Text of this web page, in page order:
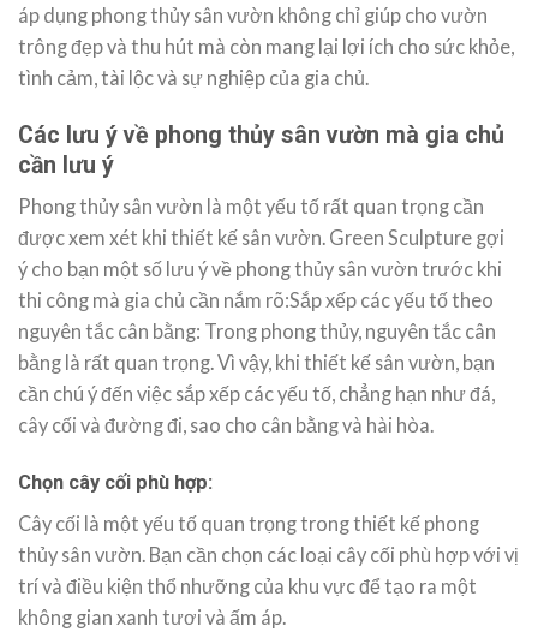
áp dụng phong thủy sân vườn không chỉ giúp cho vườn
trông đẹp và thu hút mà còn mang lại lợi ích cho sức khỏe,
tình cảm, tài lộc và sự nghiệp của gia chủ.
Các lưu ý về phong thủy sân vườn mà gia chủ
cần lưu ý
Phong thủy sân vườn là một yếu tố rất quan trọng cần
được xem xét khi thiết kế sân vườn. Green Sculpture gợi
ý cho bạn một số lưu ý về phong thủy sân vườn trước khi
thi công mà gia chủ cần nắm rõ:Sắp xếp các yếu tố theo
nguyên tắc cân bằng: Trong phong thủy, nguyên tắc cân
bằng là rất quan trọng. Vì vậy, khi thiết kế sân vườn, bạn
cần chú ý đến việc sắp xếp các yếu tố, chẳng hạn như đá,
cây cối và đường đi, sao cho cân bằng và hài hòa.
Chọn cây cối phù hợp:
Cây cối là một yếu tố quan trọng trong thiết kế phong
thủy sân vườn. Bạn cần chọn các loại cây cối phù hợp với vị
trí và điều kiện thổ nhưỡng của khu vực để tạo ra một
không gian xanh tươi và ấm áp.